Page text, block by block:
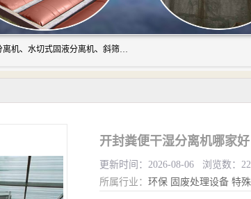
河南精拓环保设备有限公司（咨询电话：18595569755），主营产品：水力筛式固液分离机、水切式固液分离机、斜筛式干湿分离机、养猪场固液分离机、斜筛式固液分离机、屠宰场固液分离机、猪场干湿分离机等。公司从事固液分离设备及配套沼气池的研发、设计、销售与施工，并提供污水处理整体解决方案。
开封粪便干湿分离机哪家
更新时间：2026-08-06 浏览数：
所属行业： 环保 固废处理设备 特